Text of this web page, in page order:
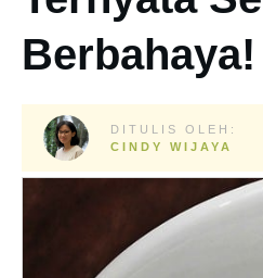
Berbahaya!
DITULIS OLEH:
CINDY WIJAYA